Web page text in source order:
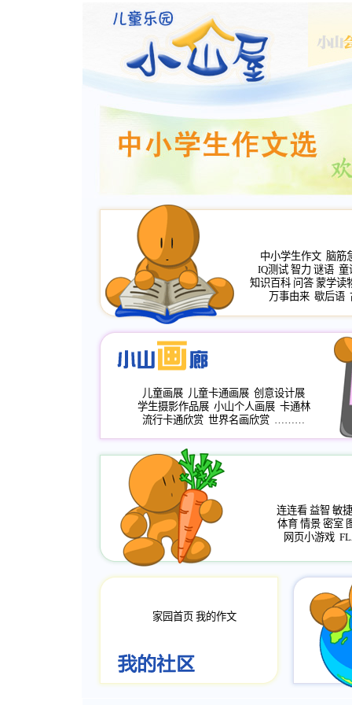
中小学生作文 脑筋
IQ测试 智力 谜语 童
知识百科 问答 蒙学读
万事由来 歇后语
儿童画展 儿童卡通画展 创意设计展
学生摄影作品展 小山个人画展 卡通林
流行卡通欣赏 世界名画欣赏 ………
连连看 益智 敏捷
体育 情景 密室
网页小游戏
家园首页 我的作文